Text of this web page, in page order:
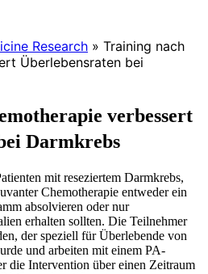
Research » Training nach
Überlebensraten bei
verbessert
Darmkrebs
mit reseziertem Darmkrebs,
Chemotherapie entweder ein
absolvieren oder nur
erhalten sollten. Die Teilnehmer
der speziell für Überlebende von
und arbeiten mit einem PA-
die Intervention über einen Zeitraum